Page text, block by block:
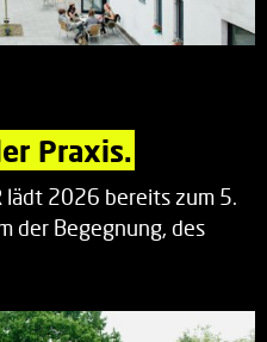
Praxis.
lädt 2026 bereits zum 5.
der Begegnung, des